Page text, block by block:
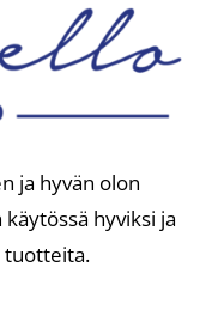
ja hyvän olon
hyviksi ja
tuotteita.